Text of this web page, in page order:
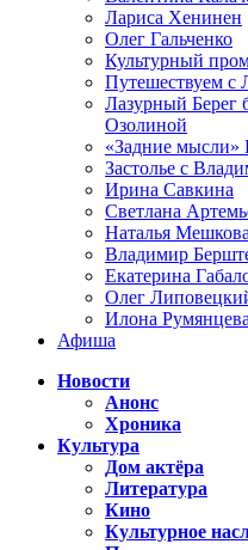
Лариса Хенинен
Олег Гальченко
Культурный
Путешествуем с
Лазурный Берег
Озолиной
«Задние
Застолье с
Ирина Савкина
Светлана
Наталья
Владимир
Екатерина
Олег
Илона
Афиша
Новости
Анонс
Хроника
Культура
Дом актёра
Литература
Кино
Культурное